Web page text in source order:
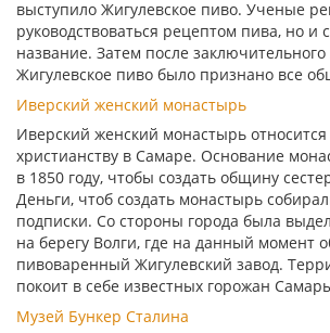
выступило Жигулевское пиво. Ученые
руководствоваться рецептом пива, но и
название. Затем после заключительного
Жигулевское пиво было признано все
Иверский женский монастырь
Иверский женский монастырь
христианству в Самаре. Основание
в 1850 году, чтобы создать общину
Деньги, чтоб создать монастырь
подписки. Со стороны города была
на берегу Волги, где на данный момент
пивоваренный Жигулевский завод.
покоит в себе известных горожан
Музей Бункер Сталина